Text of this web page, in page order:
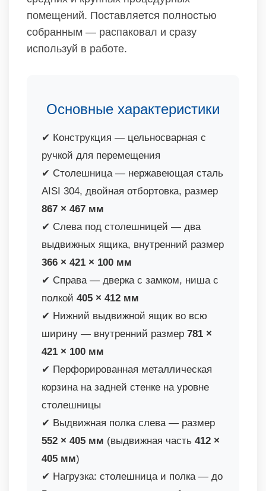
помещений. Поставляется полностью
собранным — распаковал и сразу
используй в работе.
Основные характеристики
✔ Конструкция — цельносварная с
ручкой для перемещения
✔ Столешница — нержавеющая сталь
AISI 304, двойная отбортовка, размер
867 × 467 мм
✔ Слева под столешницей — два
выдвижных ящика, внутренний размер
366 × 421 × 100 мм
✔ Справа — дверка с замком, ниша с
полкой 405 × 412 мм
✔ Нижний выдвижной ящик во всю
ширину — внутренний размер 781 ×
421 × 100 мм
✔ Перфорированная металлическая
корзина на задней стенке на уровне
столешницы
✔ Выдвижная полка слева — размер
552 × 405 мм (выдвижная часть 412 ×
405 мм)
✔ Нагрузка: столешница и полка — до